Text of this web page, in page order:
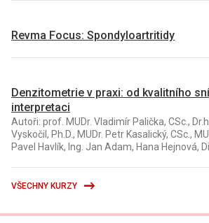
Revma Focus: Spondyloartritidy
Denzitometrie v praxi: od kvalitního
interpretaci
Autoři: prof. MUDr. Vladimír Palička, CSc.,
Vyskočil, Ph.D., MUDr. Petr Kasalický, CSc.,
Pavel Havlík, Ing. Jan Adam, Hana Hejnová,
VŠECHNY KURZY